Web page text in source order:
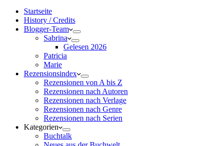
Startseite
History / Credits
Blogger-Team
Sabrina
Gelesen 2026
Patricia
Marie
Rezensionsindex
Rezensionen von A bis Z
Rezensionen nach Autoren
Rezensionen nach Verlage
Rezensionen nach Genre
Rezensionen nach Serien
Kategorien
Buchtalk